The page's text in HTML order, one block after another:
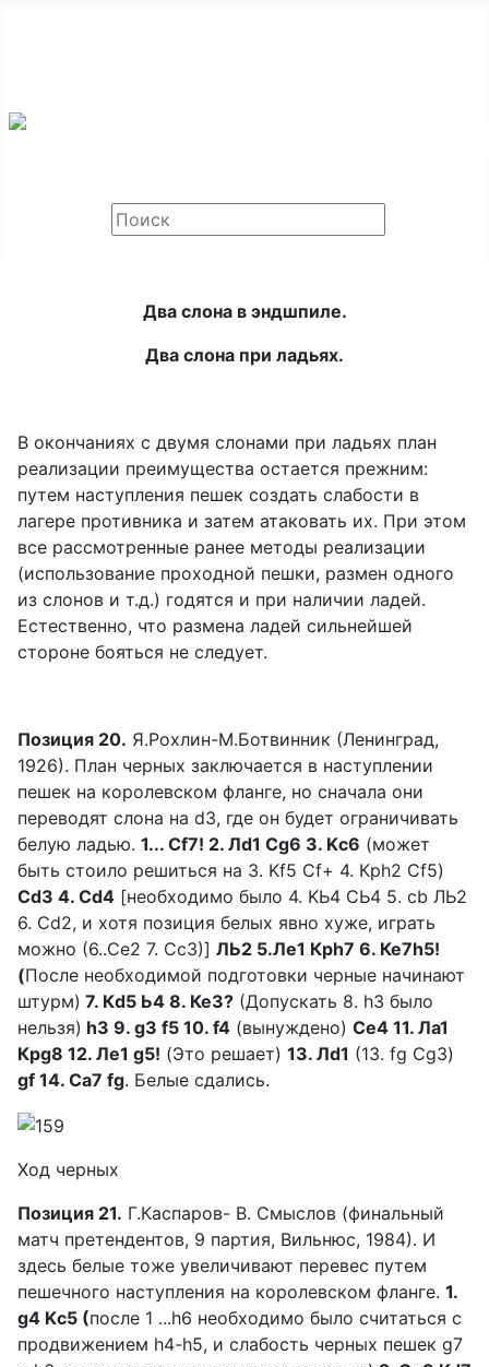
Два слона в эндшпиле.
Два слона при ладьях.
В окончаниях с двумя слонами при ладьях план
реализации преимущества остается прежним:
путем наступления пешек создать слабости в
лагере противника и затем атаковать их. При этом
все рассмотренные ранее методы реализации
(использование проходной пешки, размен одного
из слонов и т.д.) годятся и при наличии ладей.
Естественно, что размена ладей сильнейшей
стороне бояться не следует.
Позиция 20. Я.Рохлин-М.Ботвинник (Ленинград,
1926). План черных заключается в наступлении
пешек на королевском фланге, но сначала они
переводят слона на d3, где он будет ограничивать
белую ладью. 1... Cf7! 2. Лd1 Сg6 З. Kс6 (может
быть стоило решиться на 3. Kf5 Cf+ 4. Крh2 Cf5)
Cd3 4. Cd4 [необходимо было 4. KЬ4 CЬ4 5. cb ЛЬ2
6. Сd2, и хотя позиция белых явно хуже, играть
можно (6..Ce2 7. CсЗ)] ЛЬ2 5.Лe1 Крh7 6. Ке7h5!
(После необходимой подготовки черные начинают
штурм) 7. Кd5 Ь4 8. КеЗ? (Допускать 8. h3 было
нельзя) hЗ 9. g3 f5 10. f4 (вынуждено) Се4 11. Ла1
Крg8 12. Лe1 g5! (Это решает) 13. Лd1 (13. fg СgЗ)
gf 14. Са7 fg. Белые сдались.
Ход черных
Позиция 21. Г.Каспаров- В. Смыслов (финальный
матч претендентов, 9 партия, Вильнюс, 1984). И
здесь белые тоже увеличивают перевес путем
пешечного наступления на королевском фланге. 1.
g4 Kс5 (после 1 ...h6 необходимо было считаться с
продвижением h4-h5, и слабость черных пешек g7